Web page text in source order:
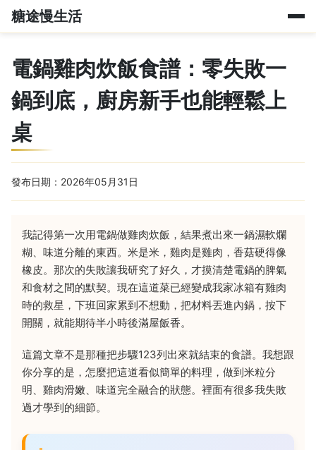
糖途慢生活
電鍋雞肉炊飯食譜：零失敗一
鍋到底，廚房新手也能輕鬆上
桌
發布日期：2026年05月31日
我記得第一次用電鍋做雞肉炊飯，結果煮出來一鍋濕軟爛
糊、味道分離的東西。米是米，雞肉是雞肉，香菇硬得像
橡皮。那次的失敗讓我研究了好久，才摸清楚電鍋的脾氣
和食材之間的默契。現在這道菜已經變成我家冰箱有雞肉
時的救星，下班回家累到不想動，把材料丟進內鍋，按下
開關，就能期待半小時後滿屋飯香。
這篇文章不是那種把步驟123列出來就結束的食譜。我想跟
你分享的是，怎麼把這道看似簡單的料理，做到米粒分
明、雞肉滑嫩、味道完全融合的狀態。裡面有很多我失敗
過才學到的細節。